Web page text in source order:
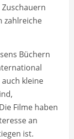
zahlreiche
Büchern
kleine
Filme haben
an
ist.